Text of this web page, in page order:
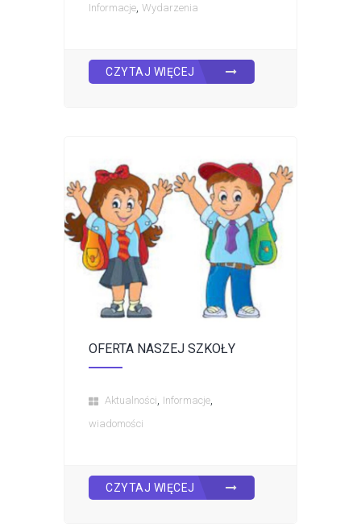
Informacje Wydarzenia
CZYTAJ WIĘCEJ
OFERTA NASZEJ SZKOŁY
Aktualności, Informacje,
wiadomości
CZYTAJ WIĘCEJ